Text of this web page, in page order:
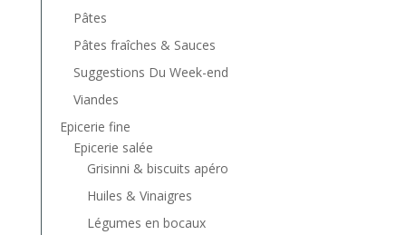
Pâtes
Pâtes fraîches & Sauces
Suggestions Du Week-end
Viandes
Epicerie fine
Epicerie salée
Grisinni & biscuits apéro
Huiles & Vinaigres
Légumes en bocaux